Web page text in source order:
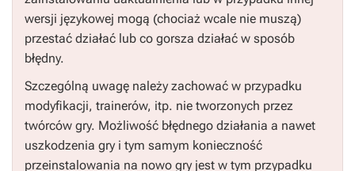
wersji językowej mogą (chociaż wcale nie muszą)
przestać działać lub co gorsza działać w sposób
błędny.
Szczególną uwagę należy zachować w przypadku
modyfikacji, trainerów, itp. nie tworzonych przez
twórców gry. Możliwość błędnego działania a nawet
uszkodzenia gry i tym samym konieczność
przeinstalowania na nowo gry jest w tym przypadku